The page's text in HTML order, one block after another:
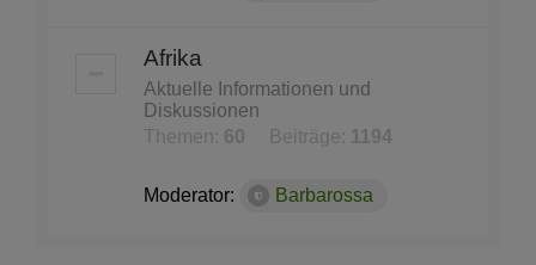
Afrika
Aktuelle Informationen und
Diskussionen
Themen: 60 Beiträge: 1194
Moderator: Barbarossa